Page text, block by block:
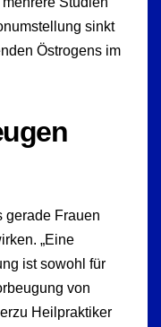
sinkt
Östrogens im
gerade Frauen
„Eine
ist sowohl für
von
Heilpraktiker